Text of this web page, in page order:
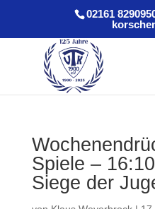
02161
Spiele –
Siege der